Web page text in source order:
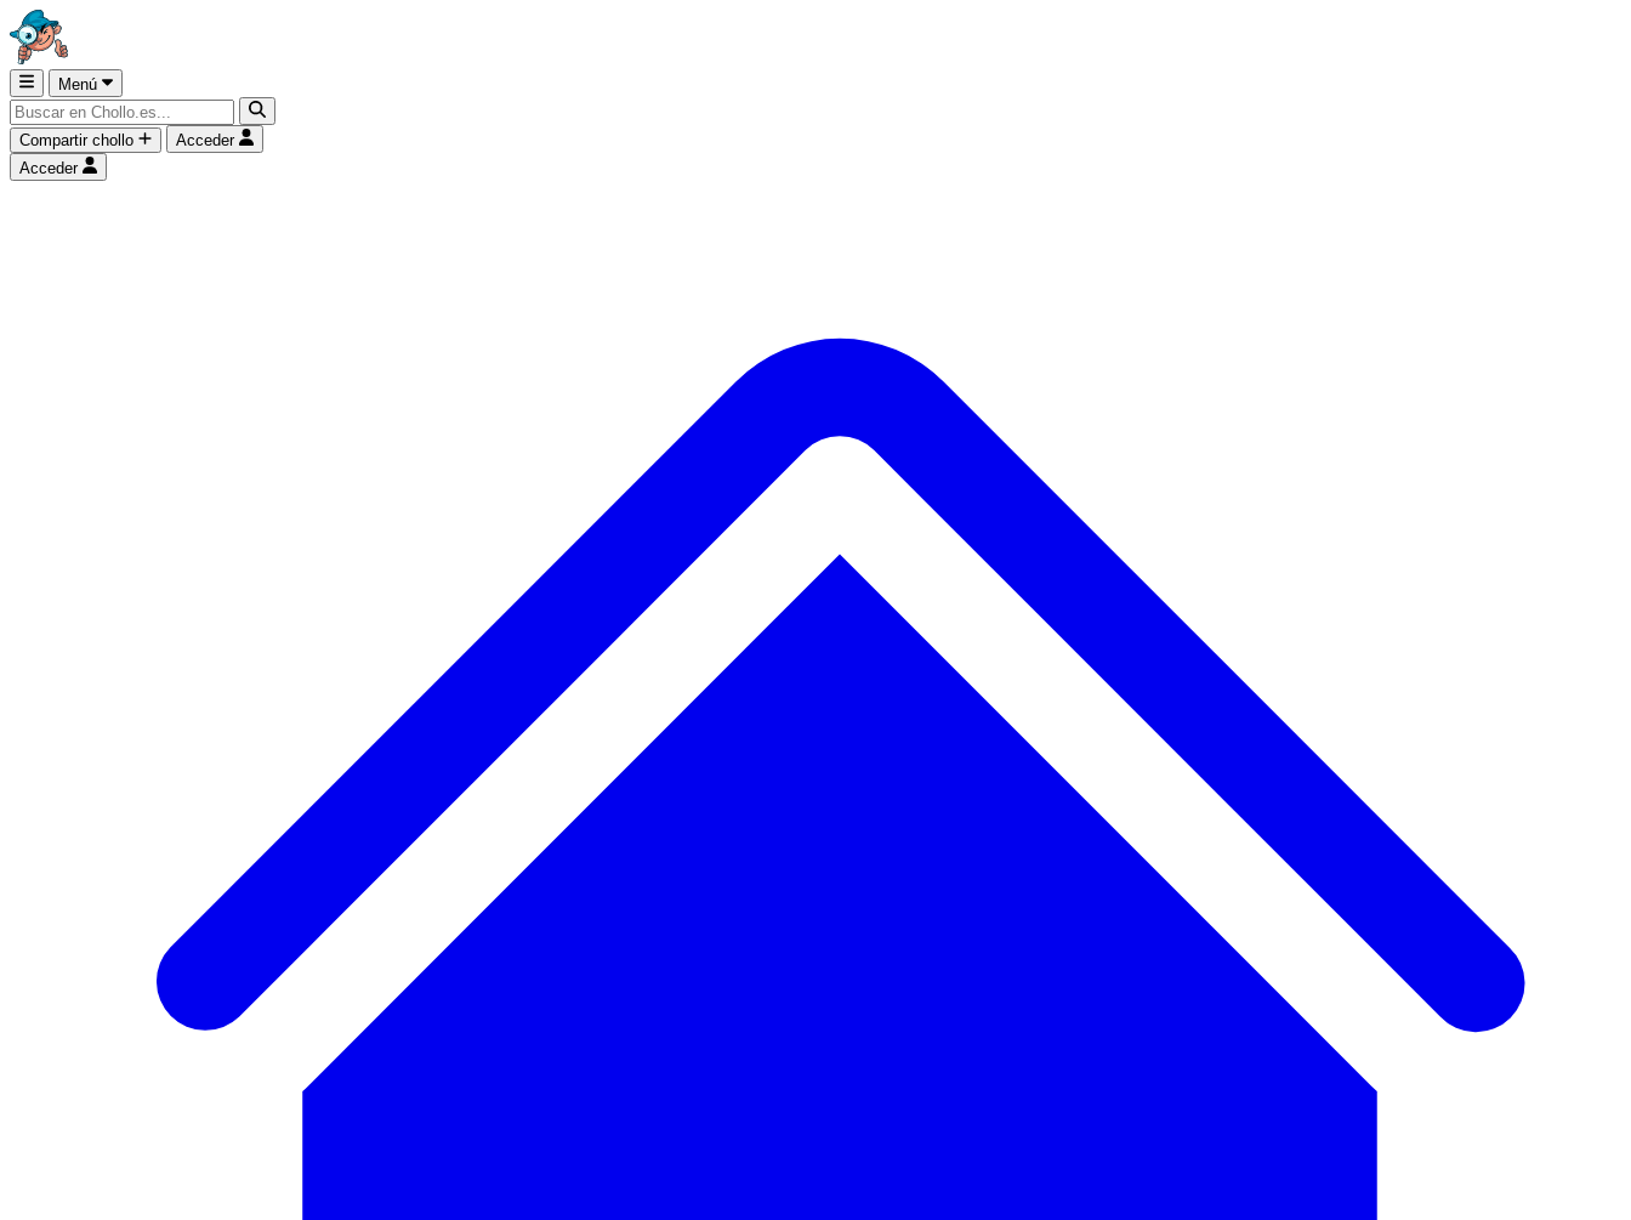
Menú
Compartir chollo
Acceder
Acceder